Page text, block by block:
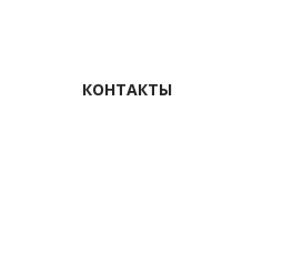
КОНТАКТЫ